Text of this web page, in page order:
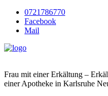
0721786770
Facebook
Mail
Frau mit einer Erkältung –
einer Apotheke in Karlsruhe